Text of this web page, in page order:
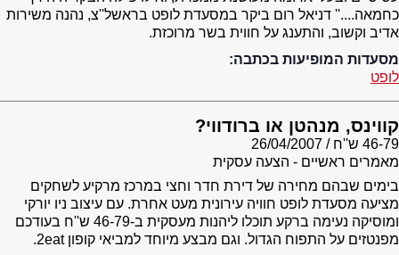
כחמאה....'' דניאל רום ביקר במסעדת לופט בראשל''צ, נהנה משירות
אדיב וקשוב, והתענג על חווית בשר מרוכזת.
מסעדות המופיעות בכתבה:
לופט
קווינס, מנהטן או ברודווי?
46-79 ש''ח
26/04/2007
מאמרים ראשיים - הצעה עסקית
בימים שבהם מחירה של דירת חדר וחצי במרכז מרקיע לשחקים
מציעה מסעדת לופט חוויה עירונית מעט אחרת. עם עיצוב ניו יורקי
ומוסיקה נעימה ברקע תוכלו ליהנות מעסקית ב-46-79 ש''ח בעודכם
מפנטזים על התפוח הגדול. וגם מבצע מיוחד למביאי קופון 2eat.